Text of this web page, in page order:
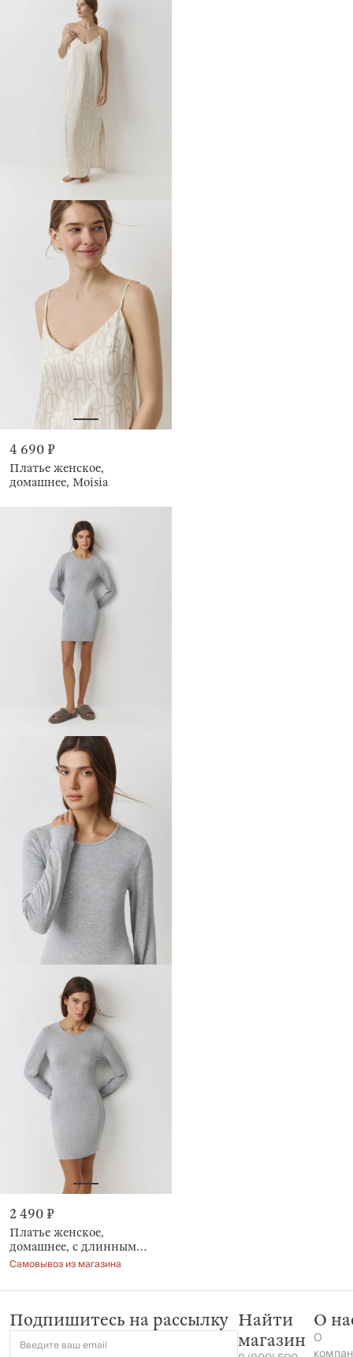
4 690 ₽
Платье женское,
домашнее, Moisia
2 490 ₽
Платье женское,
домашнее, с длинным
рукавом, серый меланж,
Самовывоз из магазина
Подпишитесь на рассылку
Введите ваш email
Найти
магазин
О
О